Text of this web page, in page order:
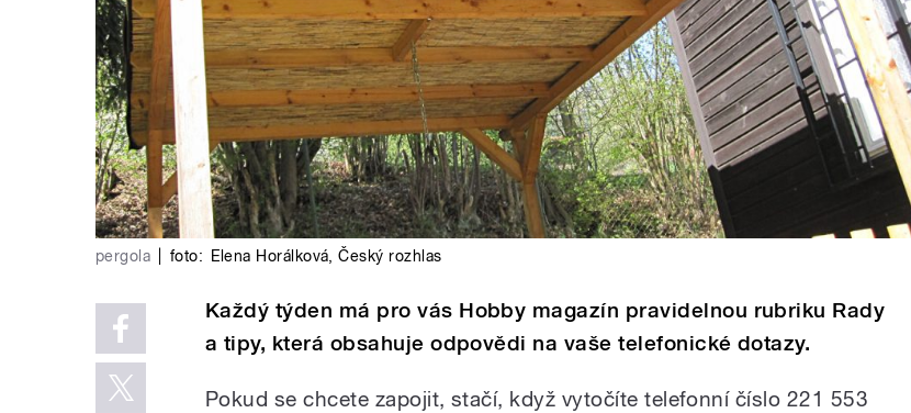
pergola foto: Elena Horálková,Český rozhlas
Každý týden má pro vás Hobby magazín pravidelnou rubriku Rady
a tipy, která obsahuje odpovědi na vaše telefonické dotazy.
Pokud se chcete zapojit, stačí, když vytočíte telefonní číslo 221 553